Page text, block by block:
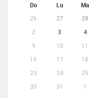
Do Lu Ma
26 27 28
2
3 4
9
10 11
16
17 18
23
24 25
30
31 1